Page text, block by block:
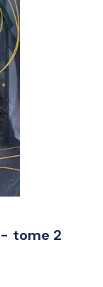
tome 2